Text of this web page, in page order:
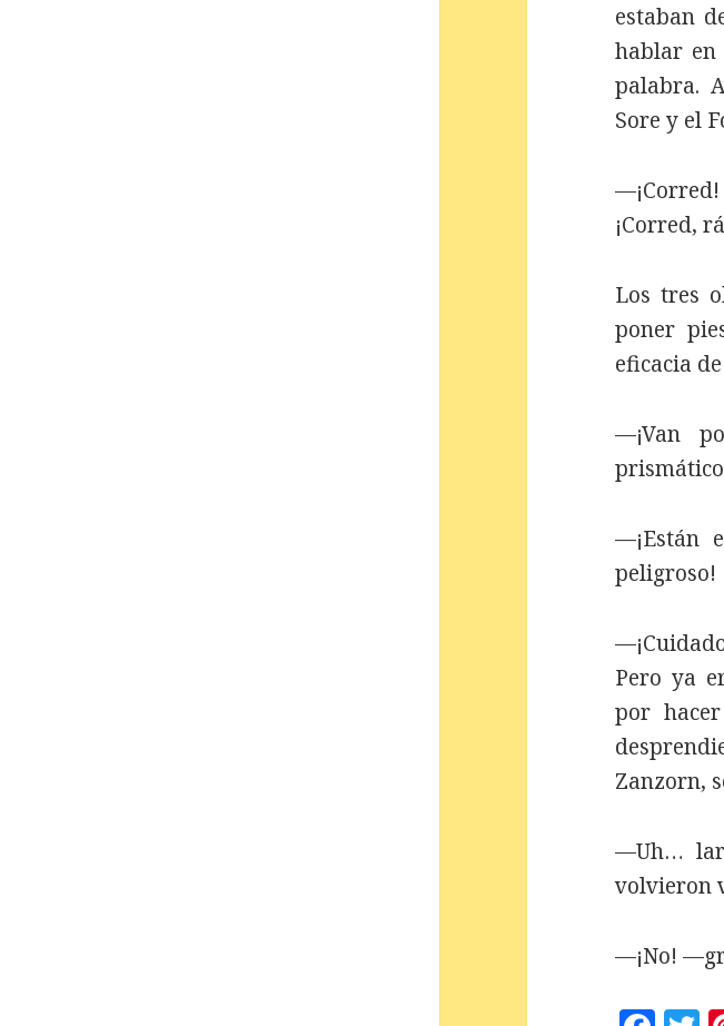
estaban
hablar en
palabra.
Sore y el
¡Corred,
Los tres
poner
eficacia
—¡Van
—¡Están
peligroso!
Pero ya
por
Zanzorn,
—Uh…
volvieron
—¡No!